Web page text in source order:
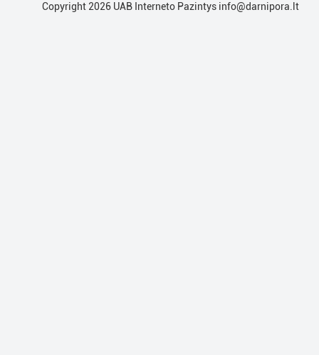
Copyright 2026 UAB Interneto Pazintys info@darnipora.lt